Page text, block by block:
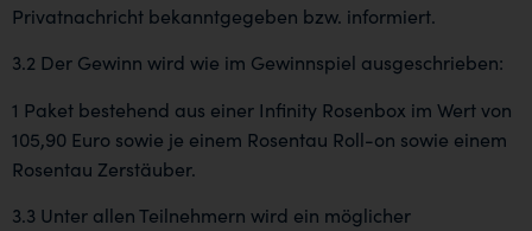
Privatnachricht bekanntgegeben bzw. informiert.
3.2 Der Gewinn wird wie im Gewinnspiel ausgeschrieben:
1 Paket bestehend aus einer Infinity Rosenbox im Wert von
105,90 Euro sowie je einem Rosentau Roll-on sowie einem
Rosentau Zerstäuber.
3.3 Unter allen Teilnehmern wird ein möglicher